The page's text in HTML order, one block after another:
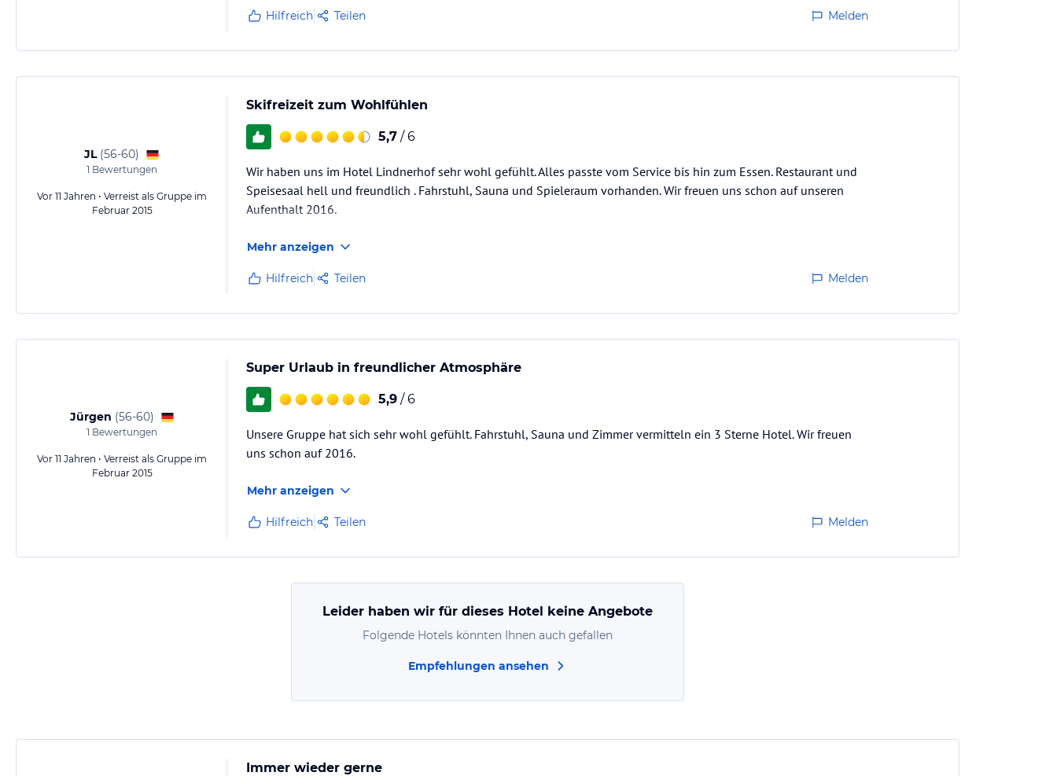
Hilfreich Teilen Melden
JL (56-60)
1 Bewertungen
Vor 11 Jahren • Verreist als Gruppe im
Februar 2015
Skifreizeit zum Wohlfühlen
5,7 / 6
Wir haben uns im Hotel Lindnerhof sehr wohl gefühlt. Alles passte vom Service bis hin zum Essen. Restaurant und
Speisesaal hell und freundlich . Fahrstuhl, Sauna und Spieleraum vorhanden. Wir freuen uns schon auf unseren
Aufenthalt 2016.
Mehr anzeigen
Hilfreich Teilen Melden
Jürgen (56-60)
1 Bewertungen
Vor 11 Jahren • Verreist als Gruppe im
Februar 2015
Super Urlaub in freundlicher Atmosphäre
5,9 / 6
Unsere Gruppe hat sich sehr wohl gefühlt. Fahrstuhl, Sauna und Zimmer vermitteln ein 3 Sterne Hotel. Wir freuen
uns schon auf 2016.
Mehr anzeigen
Hilfreich Teilen Melden
Leider haben wir für dieses Hotel keine Angebote
Folgende Hotels könnten Ihnen auch gefallen
Empfehlungen ansehen
Immer wieder gerne